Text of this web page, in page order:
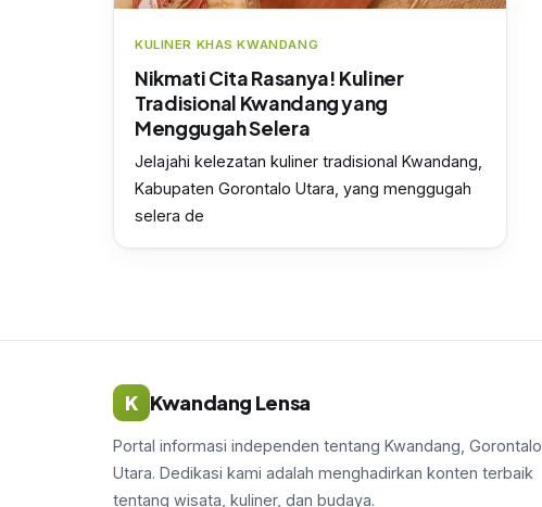
KULINER KHAS KWANDANG
Nikmati Cita Rasanya! Kuliner
Tradisional Kwandang yang
Menggugah Selera
Jelajahi kelezatan kuliner tradisional Kwandang,
Kabupaten Gorontalo Utara, yang menggugah
selera de
K Kwandang Lensa
Portal informasi independen tentang Kwandang, Gorontalo
Utara. Dedikasi kami adalah menghadirkan konten terbaik
tentang wisata, kuliner, dan budaya.